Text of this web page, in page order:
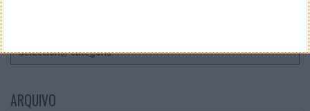
ARQUIVO